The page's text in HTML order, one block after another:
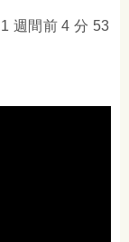
週間前 4 分 53